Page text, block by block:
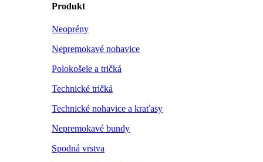
Produkt
Neoprény
Nepremokavé nohavice
Polokošele a tričká
Technické tričká
Technické nohavice a kraťasy
Nepremokavé bundy
Spodná vrstva